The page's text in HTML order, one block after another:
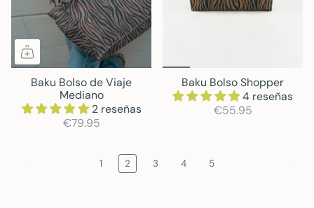
Baku Bolso de Viaje
Mediano
2 reseñas
€79.95
Baku Bolso Shopper
4 reseñas
€55.95
1 2 3 4 5